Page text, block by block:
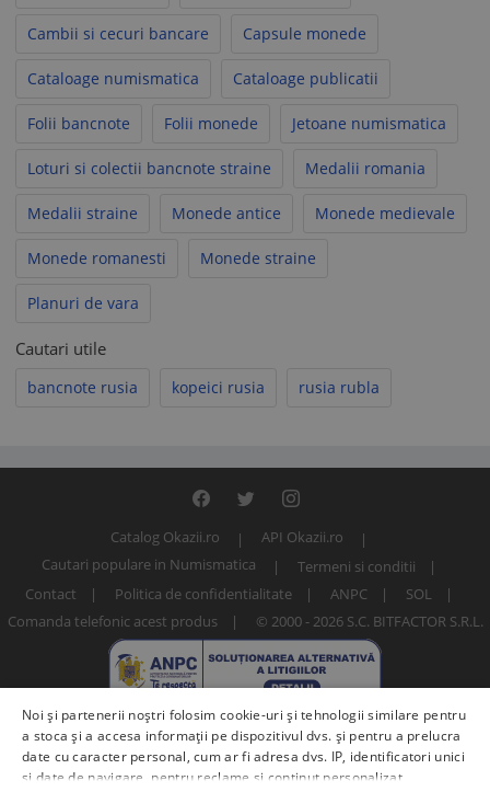
Cambii si cecuri bancare Capsule monede
Cataloage numismatica Cataloage publicatii
Folii bancnote Folii monede Jetoane numismatica
Loturi si colectii bancnote straine Medalii romania
Medalii straine Monede antice Monede medievale
Monede romanesti Monede straine
Planuri de vara
Cautari utile
bancnote rusia kopeici rusia rusia rubla
Catalog Okazii.ro
API Okazii.ro
Cautari populare in Numismatica
Termeni si conditii
Contact
Politica de confidentialitate ANPC
SOL
Comanda telefonic acest produs
© 2000 - 2026 S.C. BITFACTOR S.R.L.
Noi și partenerii noștri folosim cookie-uri și tehnologii similare pentru
a stoca și a accesa informații pe dispozitivul dvs. și pentru a prelucra
date cu caracter personal, cum ar fi adresa dvs. IP, identificatori unici
și date de navigare, pentru reclame și conținut personalizat,